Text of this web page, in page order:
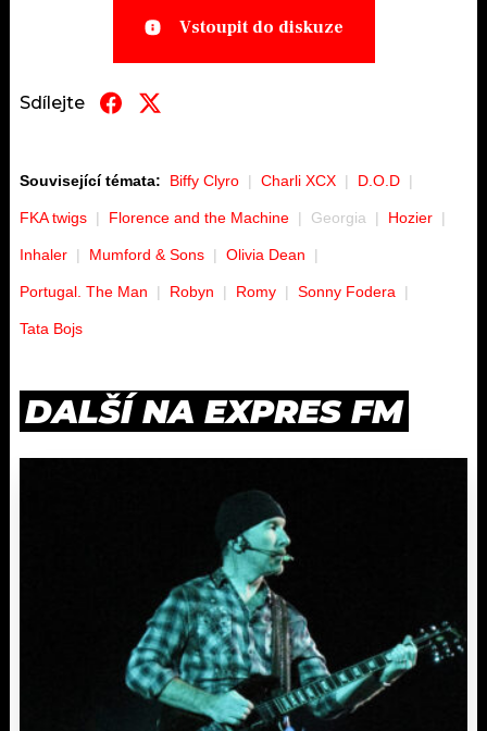
Vstoupit do diskuze
Sdílejte
Související témata: Biffy Clyro Charli XCX D.O.D
FKA twigs Florence and the Machine Georgia Hozier
Inhaler Mumford & Sons Olivia Dean
Portugal. The Man Robyn Romy Sonny Fodera
Tata Bojs
DALŠÍ NA EXPRES FM